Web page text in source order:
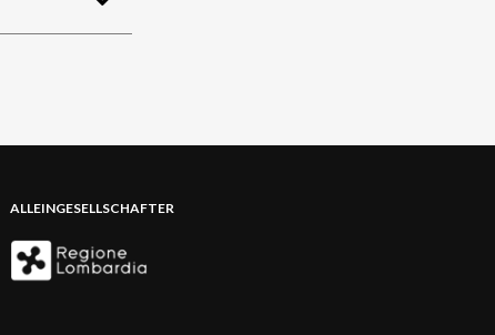
ALLEINGESELLSCHAFTER